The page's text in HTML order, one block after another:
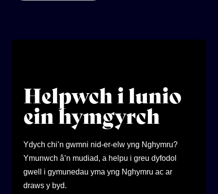
Helpwch i lunio
ein hymgyrch
Ydych chi’n gwmni nid-er-elw yng Nghymru?
Ymunwch â’n mudiad, a helpu i greu dyfodol
gwell i gymunedau yma yng Nghymru ac ar
draws y byd.